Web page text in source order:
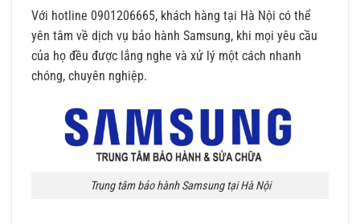
Với hotline 0901206665, khách hàng tại Hà Nội có thể
yên tâm về dịch vụ bảo hành Samsung, khi mọi yêu cầu
của họ đều được lắng nghe và xử lý một cách nhanh
chóng, chuyên nghiệp.
Trung tâm bảo hành Samsung tại Hà Nội